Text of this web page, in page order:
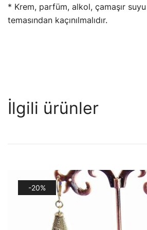
* Krem, parfüm, alkol, çamaşır
temasından kaçınılmalıdır.
İlgili ürünler
-20%